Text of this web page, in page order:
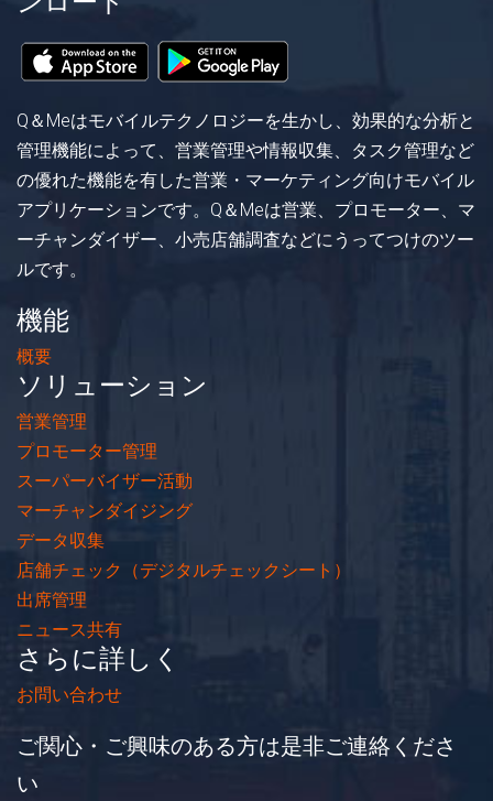
Q＆Meはモバイルテクノロジーを生かし、効果的な分析と
管理機能によって、営業管理や情報収集、タスク管理など
の優れた機能を有した営業・マーケティング向けモバイル
アプリケーションです。Q＆Meは営業、プロモーター、マ
ーチャンダイザー、小売店舗調査などにうってつけのツー
ルです。
機能
概要
ソリューション
営業管理
プロモーター管理
スーパーバイザー活動
マーチャンダイジング
データ収集
店舗チェック（デジタルチェックシート）
出席管理
ニュース共有
さらに詳しく
お問い合わせ
ご関心・ご興味のある方は是非ご連絡くださ
い